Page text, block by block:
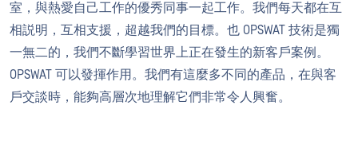
室，與熱愛自己工作的優秀同事一起工作。我們每天都在互
相説明，互相支援，超越我們的目標。也 OPSWAT 技術是獨
一無二的，我們不斷學習世界上正在發生的新客戶案例。
OPSWAT 可以發揮作用。我們有這麼多不同的產品，在與客
戶交談時，能夠高層次地理解它們非常令人興奮。